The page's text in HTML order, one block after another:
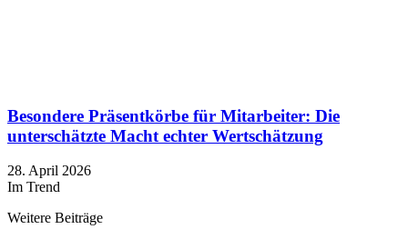
Besondere Präsentkörbe für Mitarbeiter: Die
unterschätzte Macht echter Wertschätzung
28. April 2026
Im Trend
Weitere Beiträge